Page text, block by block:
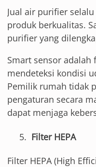
Jual air purifier
produk berkualitas.
purifier yang
Smart sensor
mendeteksi kondisi
Pemilik rumah tidak
pengaturan secara
dapat menjaga
Filter HEPA
Filter HEPA (High